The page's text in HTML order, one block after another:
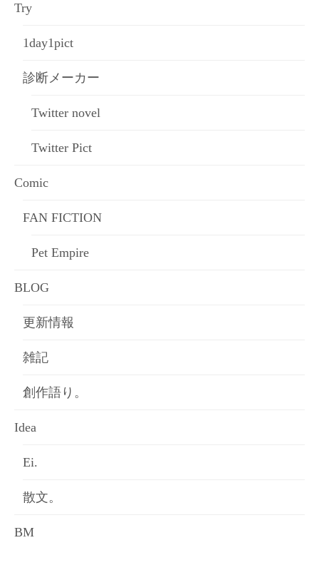
Try
1day1pict
診断メーカー
Twitter novel
Twitter Pict
Comic
FAN FICTION
Pet Empire
BLOG
更新情報
雑記
創作語り。
Idea
Ei.
散文。
BM